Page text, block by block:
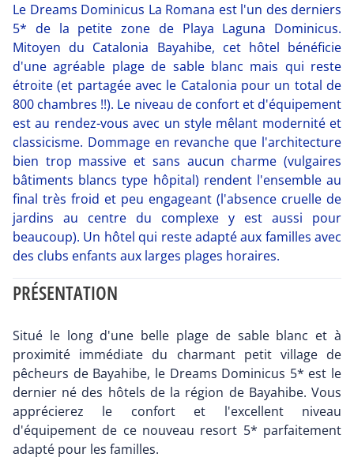
Le Dreams Dominicus La Romana est l'un des derniers
5* de la petite zone de Playa Laguna Dominicus.
Mitoyen du Catalonia Bayahibe, cet hôtel bénéficie
d'une agréable plage de sable blanc mais qui reste
étroite (et partagée avec le Catalonia pour un total de
800 chambres !!). Le niveau de confort et d'équipement
est au rendez-vous avec un style mêlant modernité et
classicisme. Dommage en revanche que l'architecture
bien trop massive et sans aucun charme (vulgaires
bâtiments blancs type hôpital) rendent l'ensemble au
final très froid et peu engageant (l'absence cruelle de
jardins au centre du complexe y est aussi pour
beaucoup). Un hôtel qui reste adapté aux familles avec
des clubs enfants aux larges plages horaires.
PRÉSENTATION
Situé le long d'une belle plage de sable blanc et à
proximité immédiate du charmant petit village de
pêcheurs de Bayahibe, le Dreams Dominicus 5* est le
dernier né des hôtels de la région de Bayahibe. Vous
apprécierez le confort et l'excellent niveau
d'équipement de ce nouveau resort 5* parfaitement
adapté pour les familles.